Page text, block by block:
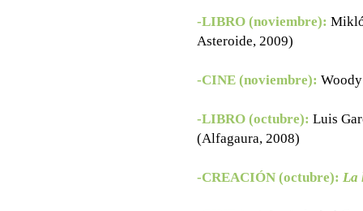
-LIBRO (noviembre):
Asteroide, 2009)
-CINE (noviembre):
-LIBRO (octubre): Luis
(Alfagaura, 2008)
-CREACIÓN (octubre): La